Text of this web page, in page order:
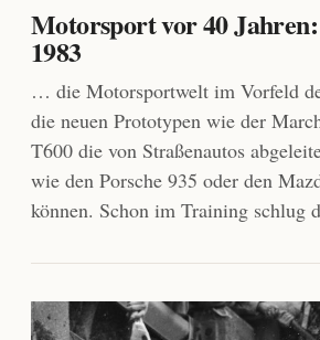
Motorsport vor 40
1983
… die Motorsportwelt im Vorfeld
die neuen Prototypen wie der
T600 die von Straßenautos
wie den Porsche 935 oder den
können. Schon im Training schlug